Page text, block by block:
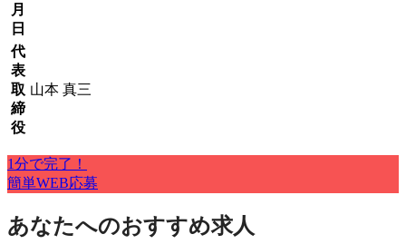
月
日
代
表
取
締
役
山本 真三
1分で完了！
簡単WEB応募
あなたへのおすすめ求人